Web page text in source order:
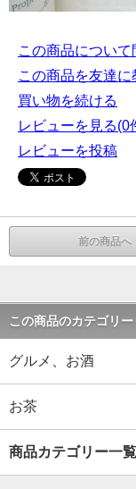
この商品について
この商品を友達に
買い物を続ける
レビューを見る(0
レビューを投稿
前の商品へ
この商品のカテゴリー
グルメ、お酒
お茶
商品カテゴリー一覧